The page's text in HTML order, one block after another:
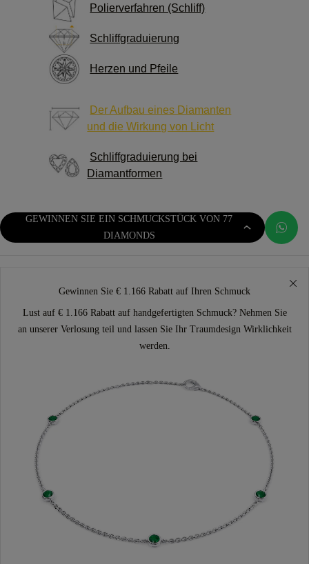
Polierverfahren (Schliff)
Schliffgraduierung
Herzen und Pfeile
Der Aufbau eines Diamanten
und die Wirkung von Licht
Schliffgraduierung bei
Diamantformen
GEWINNEN SIE EIN SCHMUCKSTÜCK VON 77
DIAMONDS
Gewinnen Sie € 1.166 Rabatt auf Ihren Schmuck
Lust auf € 1.166 Rabatt auf handgefertigten Schmuck? Nehmen Sie
an unserer Verlosung teil und lassen Sie Ihr Traumdesign Wirklichkeit
werden.